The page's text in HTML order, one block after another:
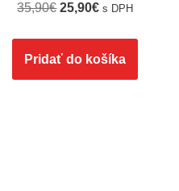
35,90€ 25,90€ s DPH
Pridať do košíka